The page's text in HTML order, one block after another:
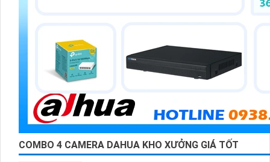
COMBO 4 CAMERA DAHUA KHO XƯỞNG GIÁ TỐT